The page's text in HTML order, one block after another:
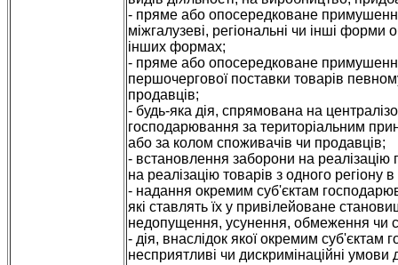
- пряме або опосередковане
міжгалузеві, регіональні чи інші форми
інших формах;
- пряме або опосередковане
першочергової поставки товарів
продавців;
- будь-яка дія, спрямована на
господарювання за територіальним
або за колом споживачів чи продавців;
- встановлення заборони на реалізацію
на реалізацію товарів з одного
- надання окремим суб'єктам
які ставлять їх у привілейоване
недопущення, усунення, обмеження чи
- дія, внаслідок якої окремим
несприятливі чи дискримінаційні умови